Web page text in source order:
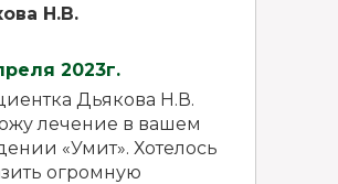
Н.В.
2023г.
Дьякова Н.В.
лечение в вашем
«Умит». Хотелось
огромную